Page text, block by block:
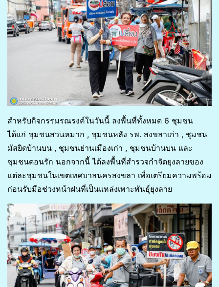
สำหรับกิจกรรมรณรงค์ในวันนี้ ลงพื้นที่ทั้งหมด 6 ชุมชน
ได้แก่ ชุมชนสวนหมาก , ชุมชนหลัง รพ. สงขลาเก่า , ชุมชน
มัสยิดบ้านบน , ชุมชนย่านเมืองเก่า , ชุมชนบ้านบน และ
ชุมชนดอนรัก นอกจากนี้ ได้ลงพื้นที่สำรวจกำจัดยุงลายของ
แต่ละชุมชนในเขตเทศบาลนครสงขลา เพื่อเตรียมความพร้อม
ก่อนรับมือช่วงหน้าฝนที่เป็นแหล่งเพาะพันธุ์ยุงลาย